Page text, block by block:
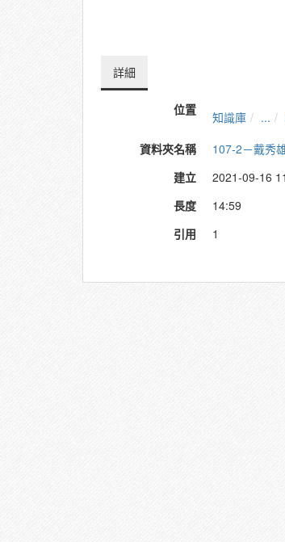
詳細
位置 知識庫 ...
資料夾名稱
107-2－戴秀
建立
2021-09-16
長度
14:59
引用
1